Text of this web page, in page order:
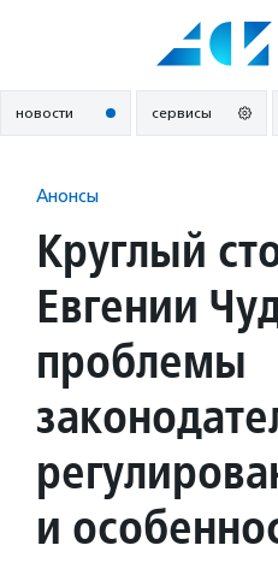
новости сервисы
Анонсы
Круглый
Евгении
проблемы
и